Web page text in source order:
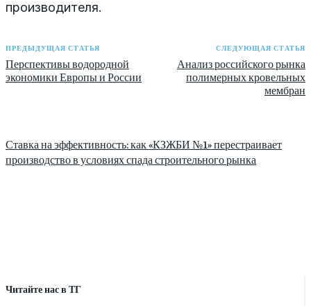
Читайте нас в ТГ
производителя.
ПРЕДЫДУЩАЯ СТАТЬЯ
Перспективы водородной
экономики Европы и России
СЛЕДУЮЩАЯ СТАТЬЯ
Анализ российского рынка
полимерных кровельных
мембран
Ставка на эффективность: как «КЗЖБИ №1» перестраивает
производство в условиях спада строительного рынка